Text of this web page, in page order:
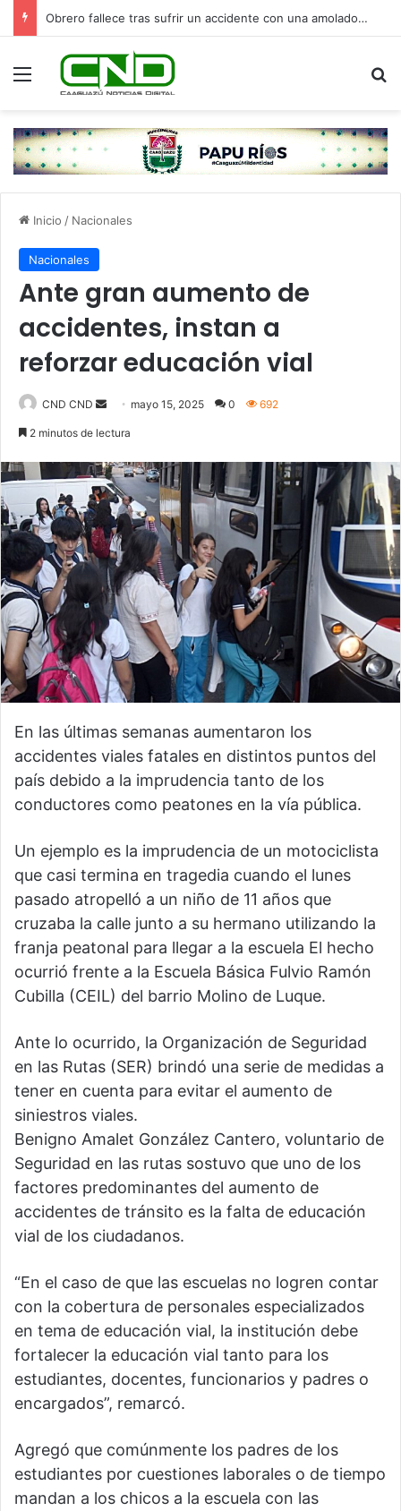
Obrero fallece tras sufrir un accidente con una amoladora en Canindeyú
Menú
Inicio / Nacionales
Nacionales
Ante gran aumento de
accidentes, instan a
reforzar educación vial
CND CND
d
a
n
e
m
a
i
l
mayo 15, 2025 0 692
2 minutos de lectura
En las últimas semanas aumentaron los
accidentes viales fatales en distintos puntos del
país debido a la imprudencia tanto de los
conductores como peatones en la vía pública.
Un ejemplo es la imprudencia de un motociclista
que casi termina en tragedia cuando el lunes
pasado atropelló a un niño de 11 años que
cruzaba la calle junto a su hermano utilizando la
franja peatonal para llegar a la escuela El hecho
ocurrió frente a la Escuela Básica Fulvio Ramón
Cubilla (CEIL) del barrio Molino de Luque.
Ante lo ocurrido, la Organización de Seguridad
en las Rutas (SER) brindó una serie de medidas a
tener en cuenta para evitar el aumento de
siniestros viales.
Benigno Amalet González Cantero, voluntario de
Seguridad en las rutas sostuvo que uno de los
factores predominantes del aumento de
accidentes de tránsito es la falta de educación
vial de los ciudadanos.
“En el caso de que las escuelas no logren contar
con la cobertura de personales especializados
en tema de educación vial, la institución debe
fortalecer la educación vial tanto para los
estudiantes, docentes, funcionarios y padres o
encargados”, remarcó.
Agregó que comúnmente los padres de los
estudiantes por cuestiones laborales o de tiempo
mandan a los chicos a la escuela con las